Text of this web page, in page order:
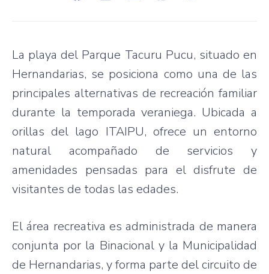
La playa del Parque Tacuru Pucu, situado en
Hernandarias, se posiciona como una de las
principales alternativas de recreación familiar
durante la temporada veraniega. Ubicada a
orillas del lago ITAIPU, ofrece un entorno
natural acompañado de servicios y
amenidades pensadas para el disfrute de
visitantes de todas las edades.
El área recreativa es administrada de manera
conjunta por la Binacional y la Municipalidad
de Hernandarias, y forma parte del circuito de